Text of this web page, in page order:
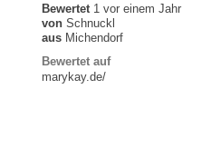
Bewertet 1 vor einem Jahr
von Schnuckl
aus Michendorf
Bewertet auf
marykay.de/